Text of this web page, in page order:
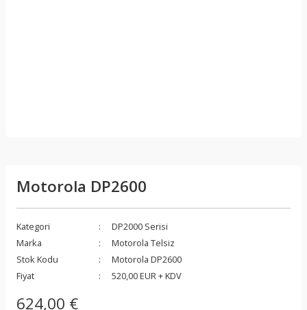
Motorola DP2600
Kategori
DP2000 Serisi
Marka
Motorola Telsiz
Stok Kodu
Motorola DP2600
Fiyat
520,00 EUR + KDV
624,00 €